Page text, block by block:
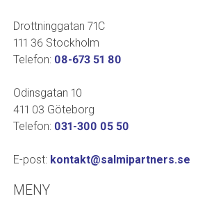
Drottninggatan 71C
111 36 Stockholm
Telefon: 08-673 51 80
Odinsgatan 10
411 03 Göteborg
Telefon: 031-300 05 50
E-post: kontakt@salmipartners.se
MENY